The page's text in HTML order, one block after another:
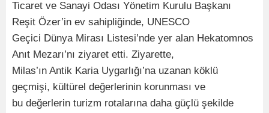
Ticaret ve Sanayi Odası Yönetim Kurulu Başkanı
Reşit Özer’in ev sahipliğinde, UNESCO
Geçici Dünya Mirası Listesi’nde yer alan Hekatomnos
Anıt Mezarı’nı ziyaret etti. Ziyarette,
Milas’ın Antik Karia Uygarlığı’na uzanan köklü
geçmişi, kültürel değerlerinin korunması ve
bu değerlerin turizm rotalarına daha güçlü şekilde